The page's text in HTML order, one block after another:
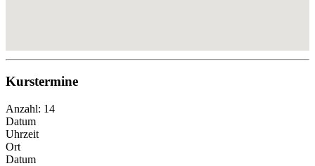
Kurstermine
Anzahl: 14
Datum
Uhrzeit
Ort
Datum